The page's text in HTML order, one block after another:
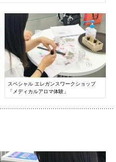
サイトマップ English
入学前プログラム
スペシャル エレガンスワークショップ
「メディカルアロマ体験」